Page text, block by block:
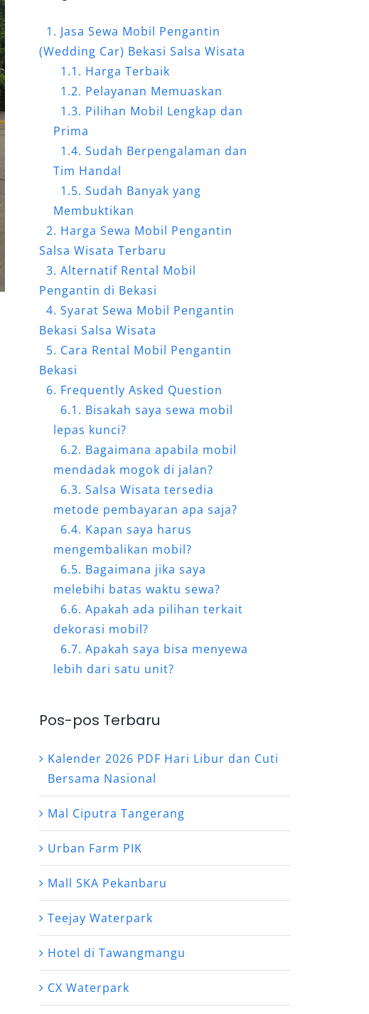
Jasa Sewa Mobil Pengantin
(Wedding Car) Bekasi Salsa Wisata
Harga Terbaik
Pelayanan Memuaskan
Pilihan Mobil Lengkap dan
Prima
Sudah Berpengalaman dan
Tim Handal
Sudah Banyak yang
Membuktikan
Harga Sewa Mobil Pengantin
Salsa Wisata Terbaru
Alternatif Rental Mobil
Pengantin di Bekasi
Syarat Sewa Mobil Pengantin
Bekasi Salsa Wisata
Cara Rental Mobil Pengantin
Bekasi
Frequently Asked Question
Bisakah saya sewa mobil
lepas kunci?
Bagaimana apabila mobil
mendadak mogok di jalan?
Salsa Wisata tersedia
metode pembayaran apa saja?
Kapan saya harus
mengembalikan mobil?
Bagaimana jika saya
melebihi batas waktu sewa?
Apakah ada pilihan terkait
dekorasi mobil?
Apakah saya bisa menyewa
lebih dari satu unit?
Pos-pos Terbaru
Kalender 2026 PDF Hari Libur dan Cuti
Bersama Nasional
Mal Ciputra Tangerang
Urban Farm PIK
Mall SKA Pekanbaru
Teejay Waterpark
Hotel di Tawangmangu
CX Waterpark